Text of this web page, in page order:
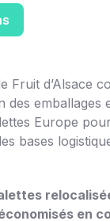
Fruit d’Alsace
des emballages
Europe
bases
en